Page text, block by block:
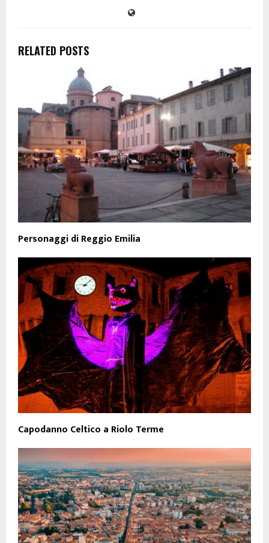
RELATED POSTS
Personaggi di Reggio Emilia
Capodanno Celtico a Riolo Terme